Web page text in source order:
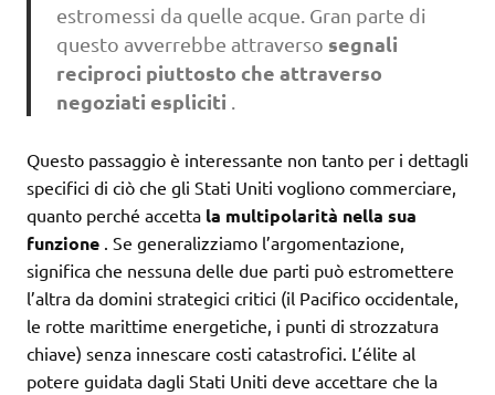
estromessi da quelle acque. Gran parte di
questo avverrebbe attraverso segnali
reciproci piuttosto che attraverso
negoziati espliciti
Questo passaggio è interessante non tanto per i dettagli
specifici di ciò che gli Stati Uniti vogliono commerciare,
quanto perché accetta la multipolarità nella sua
funzione . Se generalizziamo l’argomentazione,
significa che nessuna delle due parti può estromettere
l’altra da domini strategici critici (il Pacifico occidentale,
le rotte marittime energetiche, i punti di strozzatura
chiave) senza innescare costi catastrofici. L’élite al
potere guidata dagli Stati Uniti deve accettare che la